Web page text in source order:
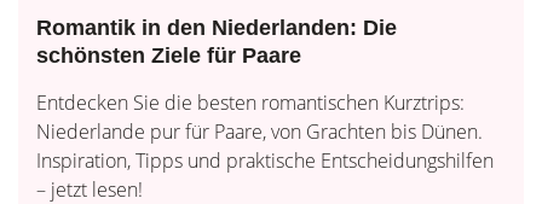
Romantik in den Niederlanden: Die
schönsten Ziele für Paare
Entdecken Sie die besten romantischen Kurztrips:
Niederlande pur für Paare, von Grachten bis Dünen.
Inspiration, Tipps und praktische Entscheidungshilfen
– jetzt lesen!